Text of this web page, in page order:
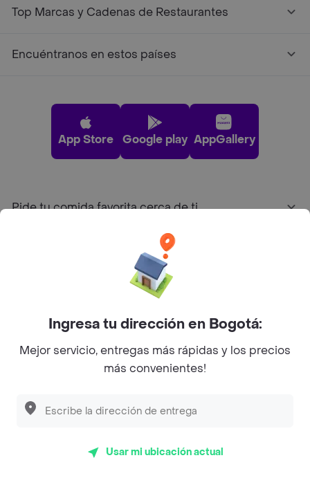
Top Marcas y Cadenas de Restaurantes
Encuéntranos en estos países
App Store Google play AppGallery
Pide tu comida favorita cerca de ti
Sobre Rappi
Facebook
Twitter
Instagram
©2026Rappi Inc. All rights reserved.
Ingresa tu dirección en Bogotá:
Mejor servicio, entregas más rápidas y los precios
más convenientes!
Usar mi ubicación actual